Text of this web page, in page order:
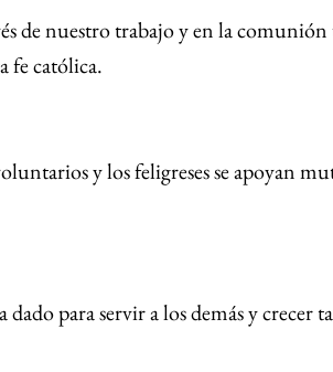
de nuestro trabajo y en la
fe católica.
y los feligreses se apoyan
para servir a los demás y